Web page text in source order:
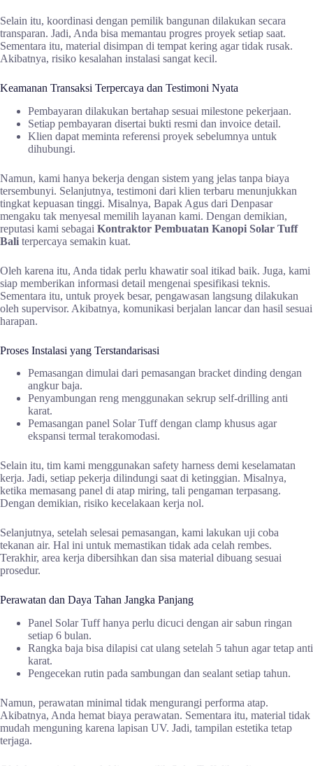
Selain itu, koordinasi dengan pemilik bangunan dilakukan secara
transparan. Jadi, Anda bisa memantau progres proyek setiap saat.
Sementara itu, material disimpan di tempat kering agar tidak rusak.
Akibatnya, risiko kesalahan instalasi sangat kecil.
Keamanan Transaksi Terpercaya dan Testimoni Nyata
Pembayaran dilakukan bertahap sesuai milestone pekerjaan.
Setiap pembayaran disertai bukti resmi dan invoice detail.
Klien dapat meminta referensi proyek sebelumnya untuk
dihubungi.
Namun, kami hanya bekerja dengan sistem yang jelas tanpa biaya
tersembunyi. Selanjutnya, testimoni dari klien terbaru menunjukkan
tingkat kepuasan tinggi. Misalnya, Bapak Agus dari Denpasar
mengaku tak menyesal memilih layanan kami. Dengan demikian,
reputasi kami sebagai Kontraktor Pembuatan Kanopi Solar Tuff
Bali terpercaya semakin kuat.
Oleh karena itu, Anda tidak perlu khawatir soal itikad baik. Juga, kami
siap memberikan informasi detail mengenai spesifikasi teknis.
Sementara itu, untuk proyek besar, pengawasan langsung dilakukan
oleh supervisor. Akibatnya, komunikasi berjalan lancar dan hasil sesuai
harapan.
Proses Instalasi yang Terstandarisasi
Pemasangan dimulai dari pemasangan bracket dinding dengan
angkur baja.
Penyambungan reng menggunakan sekrup self-drilling anti
karat.
Pemasangan panel Solar Tuff dengan clamp khusus agar
ekspansi termal terakomodasi.
Selain itu, tim kami menggunakan safety harness demi keselamatan
kerja. Jadi, setiap pekerja dilindungi saat di ketinggian. Misalnya,
ketika memasang panel di atap miring, tali pengaman terpasang.
Dengan demikian, risiko kecelakaan kerja nol.
Selanjutnya, setelah selesai pemasangan, kami lakukan uji coba
tekanan air. Hal ini untuk memastikan tidak ada celah rembes.
Terakhir, area kerja dibersihkan dan sisa material dibuang sesuai
prosedur.
Perawatan dan Daya Tahan Jangka Panjang
Panel Solar Tuff hanya perlu dicuci dengan air sabun ringan
setiap 6 bulan.
Rangka baja bisa dilapisi cat ulang setelah 5 tahun agar tetap anti
karat.
Pengecekan rutin pada sambungan dan sealant setiap tahun.
Namun, perawatan minimal tidak mengurangi performa atap.
Akibatnya, Anda hemat biaya perawatan. Sementara itu, material tidak
mudah menguning karena lapisan UV. Jadi, tampilan estetika tetap
terjaga.